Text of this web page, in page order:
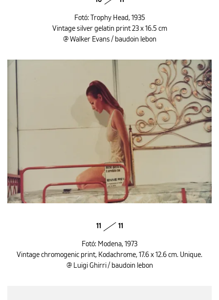
Fotó: Trophy Head, 1935
Vintage silver gelatin print 23 x 16.5 cm
@ Walker Evans / baudoin lebon
11 11
Fotó: Modena, 1973
Vintage chromogenic print, Kodachrome, 17.6 x 12.6 cm. Unique.
@ Luigi Ghirri / baudoin lebon